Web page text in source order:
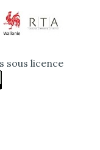
sous licence